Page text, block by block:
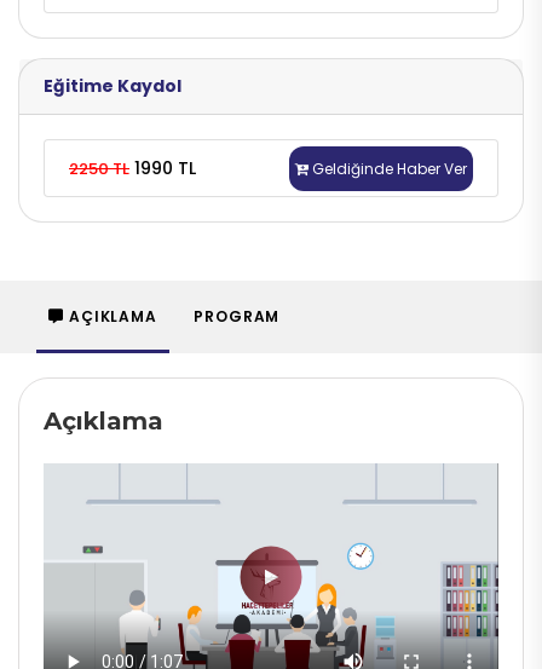
Eğitime Kaydol
2250 TL 1990 TL Geldiğinde Haber Ver
AÇIKLAMA PROGRAM
Açıklama